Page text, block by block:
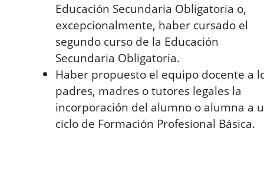
Educación Secundaria Obligatoria o,
excepcionalmente, haber cursado el
segundo curso de la Educación
Secundaria Obligatoria.
Haber propuesto el equipo docente a
padres, madres o tutores legales la
incorporación del alumno o alumna a
ciclo de Formación Profesional Básica.